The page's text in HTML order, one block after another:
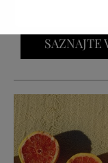
SAZNAJTE